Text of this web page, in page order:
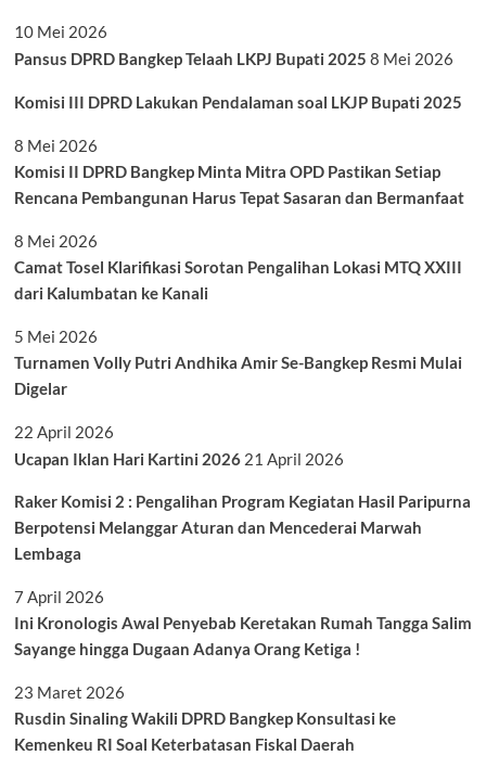
10 Mei 2026
Pansus DPRD Bangkep Telaah LKPJ Bupati 2025 8 Mei 2026
Komisi III DPRD Lakukan Pendalaman soal LKJP Bupati 2025
8 Mei 2026
Komisi II DPRD Bangkep Minta Mitra OPD Pastikan Setiap
Rencana Pembangunan Harus Tepat Sasaran dan Bermanfaat
8 Mei 2026
Camat Tosel Klarifikasi Sorotan Pengalihan Lokasi MTQ XXIII
dari Kalumbatan ke Kanali
5 Mei 2026
Turnamen Volly Putri Andhika Amir Se-Bangkep Resmi Mulai
Digelar
22 April 2026
Ucapan Iklan Hari Kartini 2026 21 April 2026
Raker Komisi 2 : Pengalihan Program Kegiatan Hasil Paripurna
Berpotensi Melanggar Aturan dan Mencederai Marwah
Lembaga
7 April 2026
Ini Kronologis Awal Penyebab Keretakan Rumah Tangga Salim
Sayange hingga Dugaan Adanya Orang Ketiga !
23 Maret 2026
Rusdin Sinaling Wakili DPRD Bangkep Konsultasi ke
Kemenkeu RI Soal Keterbatasan Fiskal Daerah